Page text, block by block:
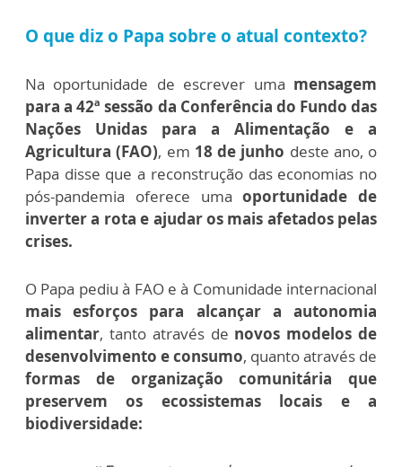
O que diz o Papa sobre o atual contexto?
Na oportunidade de escrever uma mensagem
para a 42ª sessão da Conferência do Fundo das
Nações Unidas para a Alimentação e a
Agricultura (FAO), em 18 de junho deste ano, o
Papa disse que a reconstrução das economias no
pós-pandemia oferece umaoportunidade de
inverter a rota e ajudar os mais afetados pelas
crises.
O Papa pediu à FAO e à Comunidade internacional
mais esforços para alcançar a autonomia
alimentar, tanto através de novos modelos de
desenvolvimento e consumo, quanto através de
formas de organização comunitária que
preservem os ecossistemas locais e a
biodiversidade: